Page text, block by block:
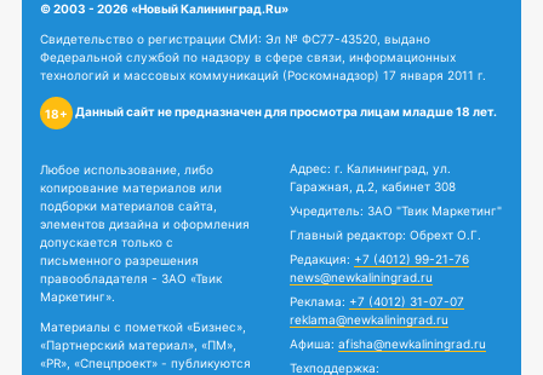
© 2003 - 2026 «Новый Калининград.Ru»
Свидетельство о регистрации СМИ: Эл № ФС77-43520, выдано
Федеральной службой по надзору в сфере связи, информационных
технологий и массовых коммуникаций (Роскомнадзор) 17 января 2011 г.
18+ Данный сайт не предназначен для просмотра лицам младше 18 лет.
Любое использование, либо
копирование материалов или
подборки материалов сайта,
элементов дизайна и оформления
допускается только с
письменного разрешения
правообладателя - ЗАО «Твик
Маркетинг».
Материалы с пометкой «Бизнес»,
«Партнерский материал», «ПМ»,
«PR», «Спецпроект» - публикуются
Адрес: г. Калининград, ул.
Гаражная, д.2, кабинет 308
Учредитель: ЗАО "Твик Маркетинг"
Главный редактор: Обрехт О.Г.
Редакция: +7 (4012) 99-21-76
news@newkaliningrad.ru
Реклама: +7 (4012) 31-07-07
reklama@newkaliningrad.ru
Афиша: afisha@newkaliningrad.ru
Техподдержка: